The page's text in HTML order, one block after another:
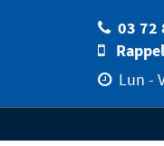
03 72
Lun -
Home